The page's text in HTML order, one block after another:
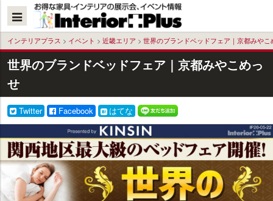
へ
インテリアプラス > イベント > 近畿エリア > 世界のブランドベッドフェア｜京都みやこ
世界のブランドベッドフェア｜京都みやこめっ
せ
Twitter Facebook はてな